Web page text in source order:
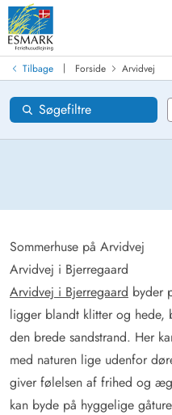
Tilbage | Forside Arvidvej
Sommerhuse på Arvidvej
Arvidvej i Bjerregaard
Arvidvej i Bjerregaard byder
ligger blandt klitter og hede,
den brede sandstrand. Her
med naturen lige udenfor
giver følelsen af frihed og
kan byde på hyggelige
Søgefiltre
Find sommerhus
Ankomst
Områder